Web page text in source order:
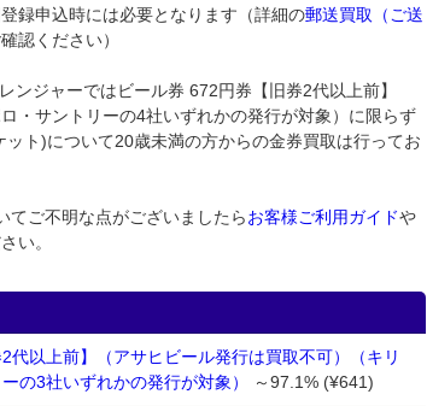
録申込時には必要となります（詳細の郵送買取（ご送
認ください）
ジャーではビール券 672円券【旧券2代以上前】
ロ・サントリーの4社いずれかの発行が対象）に限らず
ト)について20歳未満の方からの金券買取は行ってお
ご不明な点がございましたらお客様ご利用ガイドや
い。
代以上前】（アサヒビール発行は買取不可）（キリ
の3社いずれかの発行が対象）
～97.1% (¥641)